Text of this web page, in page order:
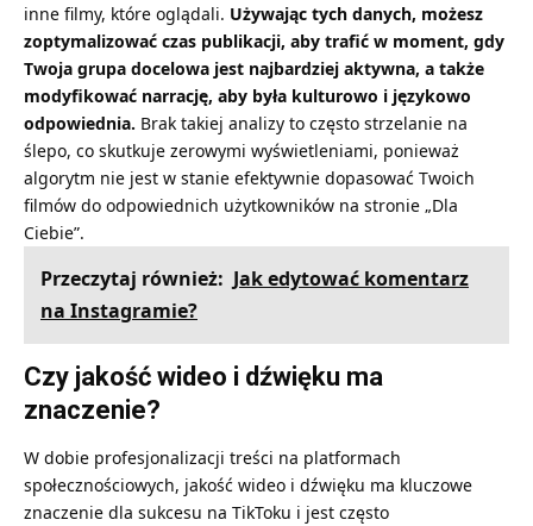
inne filmy, które oglądali. Używając tych danych, możesz
zoptymalizować czas publikacji, aby trafić w moment, gdy
Twoja grupa docelowa jest najbardziej aktywna, a także
modyfikować narrację, aby była kulturowo i językowo
odpowiednia. Brak takiej analizy to często strzelanie na
ślepo, co skutkuje zerowymi wyświetleniami, ponieważ
algorytm nie jest w stanie efektywnie dopasować Twoich
filmów do odpowiednich użytkowników na stronie „Dla
Ciebie”.
Przeczytaj również: Jak edytować komentarz
na Instagramie?
Czy jakość wideo i dźwięku ma
znaczenie?
W dobie profesjonalizacji treści na platformach
społecznościowych, jakość wideo i dźwięku ma kluczowe
znaczenie dla sukcesu na TikToku i jest często